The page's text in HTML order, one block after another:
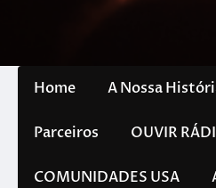
Home A Nossa
Parceiros OUVIR
COMUNIDADES USA